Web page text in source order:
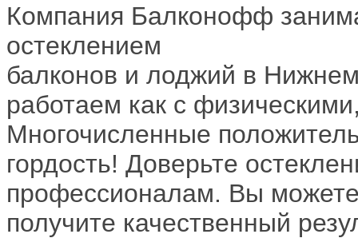
Компания Балконофф
остеклением
балконов и лоджий в
работаем как с
Многочисленные
гордость! Доверьте
профессионалам. Вы
получите качественный